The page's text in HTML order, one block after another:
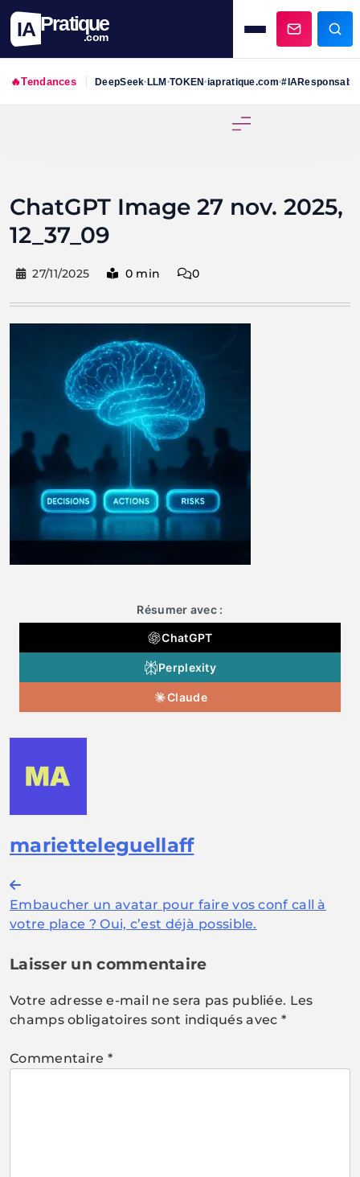
IA Pratique
.com
🔥Tendances DeepSeek•LLM•TOKEN•iapratique.com•#IAResponsable
ChatGPT Image 27 nov. 2025,
12_37_09
27/11/2025 0 min 0
Résumer avec :
ChatGPT
Perplexity
Claude
marietteleguellaff
Navigation
de
Embaucher un avatar pour faire vos conf call à
votre place ? Oui, c’est déjà possible.
Laisser un commentaire
Votre adresse e-mail ne sera pas publiée. Les
champs obligatoires sont indiqués avec *
Commentaire *